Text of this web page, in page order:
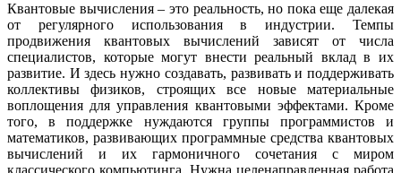
Квантовые вычисления – это реальность, но пока еще далекая
от регулярного использования в индустрии. Темпы
продвижения квантовых вычислений зависят от числа
специалистов, которые могут внести реальный вклад в их
развитие. И здесь нужно создавать, развивать и поддерживать
коллективы физиков, строящих все новые материальные
воплощения для управления квантовыми эффектами. Кроме
того, в поддержке нуждаются группы программистов и
математиков, развивающих программные средства квантовых
вычислений и их гармоничного сочетания с миром